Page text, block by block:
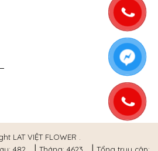
LAT VIỆT FLOWER .